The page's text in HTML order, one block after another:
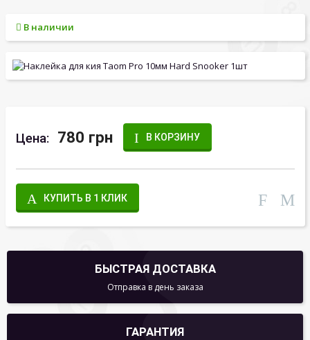
В наличии
Цена: 780 грн В КОРЗИНУ
КУПИТЬ В 1 КЛИК
БЫСТРАЯ ДОСТАВКА
Отправка в день заказа
ГАРАНТИЯ